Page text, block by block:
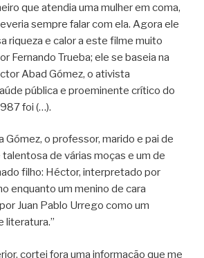
que atendia uma mulher em coma,
sempre falar com ela. Agora ele
riqueza e calor a este filme muito
Fernando Trueba; ele se baseia na
Abad Gómez, o ativista
pública e proeminente crítico do
foi (…).
Gómez, o professor, marido e pai de
talentosa de várias moças e um de
filho: Héctor, interpretado por
enquanto um menino de cara
Juan Pablo Urrego como um
literatura.”
cortei fora uma informação que me